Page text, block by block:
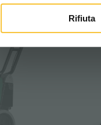
Rifiuta